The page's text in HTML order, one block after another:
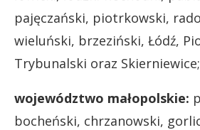
pajęczański, piotrkowski,
wieluński, brzeziński, Łódź,
Trybunalski oraz Skierniewice;
województwo małopolskie:
bocheński, chrzanowski,